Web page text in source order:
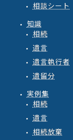
相談シート
知識
相続
遺言
遺言執行者
遺留分
実例集
相続
遺言
相続放棄